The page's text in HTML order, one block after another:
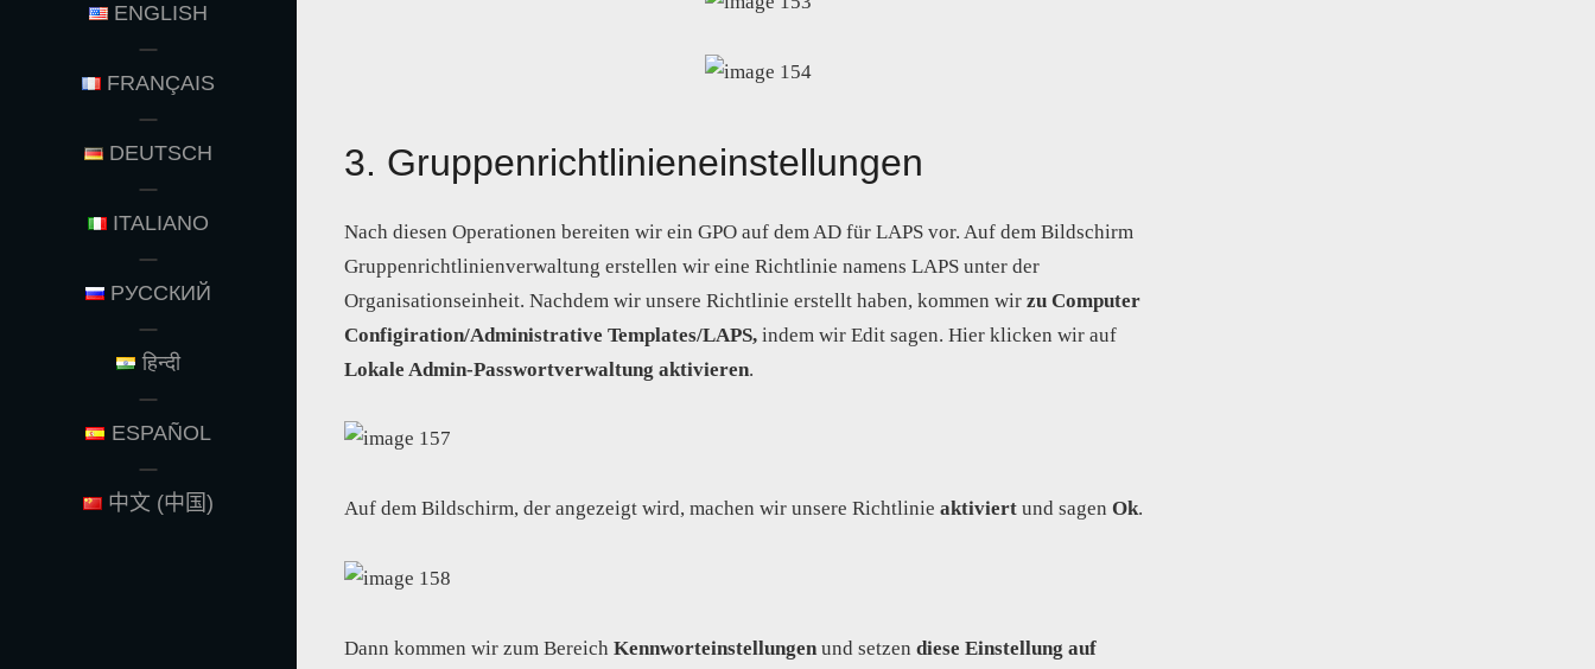
ENGLISH
FRANÇAIS
DEUTSCH
ITALIANO
РУССКИЙ
हिन्दी
ESPAÑOL
中文 (中国)
3. Gruppenrichtlinieneinstellungen
Nach diesen Operationen bereiten wir ein GPO auf dem AD für LAPS vor. Auf dem Bildschirm
Gruppenrichtlinienverwaltung erstellen wir eine Richtlinie namens LAPS unter der
Organisationseinheit. Nachdem wir unsere Richtlinie erstellt haben, kommen wir zu Computer
Configiration/Administrative Templates/LAPS, indem wir Edit sagen. Hier klicken wir auf
Lokale Admin-Passwortverwaltung aktivieren.
Auf dem Bildschirm, der angezeigt wird, machen wir unsere Richtlinie aktiviert und sagen Ok.
Dann kommen wir zum Bereich Kennworteinstellungen und setzen diese Einstellung auf